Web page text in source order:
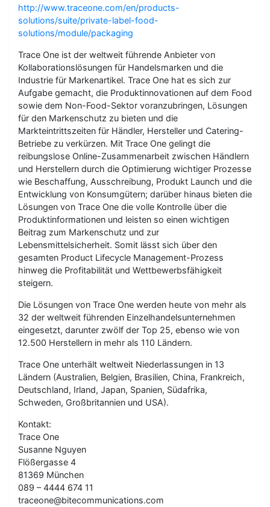
http://www.traceone.com/en/products-
solutions/suite/private-label-food-
solutions/module/packaging
Trace One ist der weltweit führende Anbieter von
Kollaborationslösungen für Handelsmarken und die
Industrie für Markenartikel. Trace One hat es sich zur
Aufgabe gemacht, die Produktinnovationen auf dem Food
sowie dem Non-Food-Sektor voranzubringen, Lösungen
für den Markenschutz zu bieten und die
Markteintrittszeiten für Händler, Hersteller und Catering-
Betriebe zu verkürzen. Mit Trace One gelingt die
reibungslose Online-Zusammenarbeit zwischen Händlern
und Herstellern durch die Optimierung wichtiger Prozesse
wie Beschaffung, Ausschreibung, Produkt Launch und die
Entwicklung von Konsumgütern; darüber hinaus bieten die
Lösungen von Trace One die volle Kontrolle über die
Produktinformationen und leisten so einen wichtigen
Beitrag zum Markenschutz und zur
Lebensmittelsicherheit. Somit lässt sich über den
gesamten Product Lifecycle Management-Prozess
hinweg die Profitabilität und Wettbewerbsfähigkeit
steigern.
Die Lösungen von Trace One werden heute von mehr als
32 der weltweit führenden Einzelhandelsunternehmen
eingesetzt, darunter zwölf der Top 25, ebenso wie von
12.500 Herstellern in mehr als 110 Ländern.
Trace One unterhält weltweit Niederlassungen in 13
Ländern (Australien, Belgien, Brasilien, China, Frankreich,
Deutschland, Irland, Japan, Spanien, Südafrika,
Schweden, Großbritannien und USA).
Kontakt:
Trace One
Susanne Nguyen
Flößergasse 4
81369 München
089 – 4444 674 11
traceone@bitecommunications.com